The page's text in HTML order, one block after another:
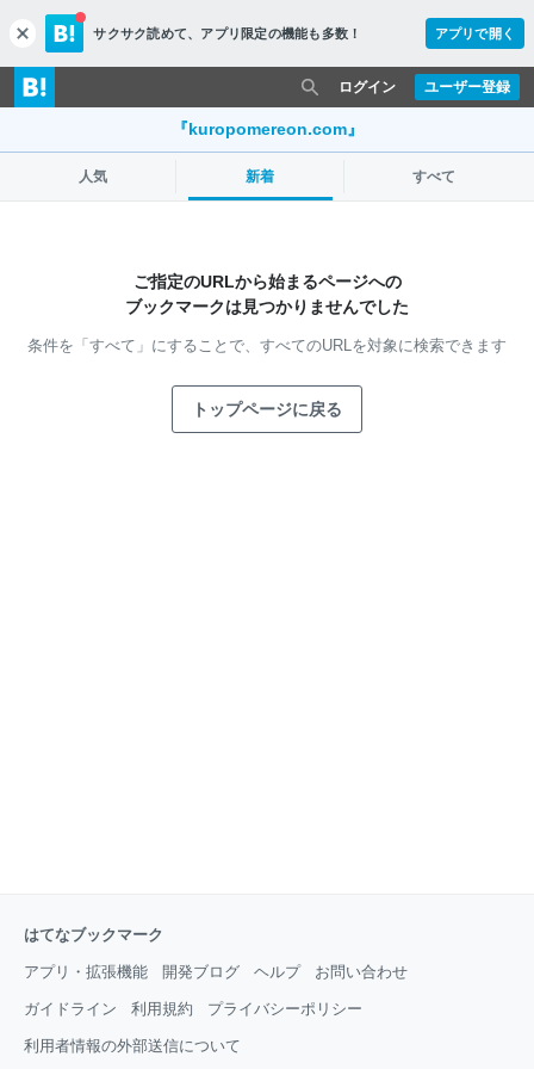
c
l
o
s
サクサク読めて、 アプリ限定の機能も多数！ アプリで開く
ユーザー登録
ログイン
『kuropomereon.com』
人気 新着 すべて
ご指定のURLから始まるページへの
ブックマークは見つかりませんでした
条件を「すべて」にすることで、 すべてのURLを対象に検索できます
トップページに戻る
はてなブックマーク
アプリ・拡張機能 開発ブログ ヘルプ お問い合わせ
ガイドライン 利用規約 プライバシーポリシー
利用者情報の外部送信について